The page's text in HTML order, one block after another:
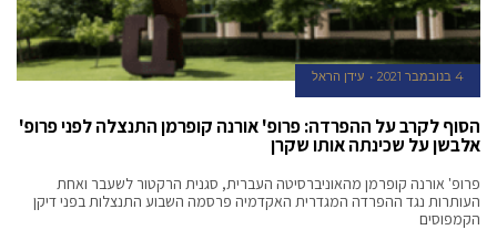
4 בנובמבר 2021 עידן הראל
הסוף לקרב על ההפרדה: פרופ' אורנה קופרמן התנצלה לפני פרופ'
אלבשן על שכינתה אותו שקרן
פרופ' אורנה קופרמן מהאוניברסיטה העברית, סגנית הרקטור לשעבר ואחת
העותרות נגד ההפרדה המגדרית האקדמיה פרסמה השבוע התנצלות בפני דיקן
הקמפוסים